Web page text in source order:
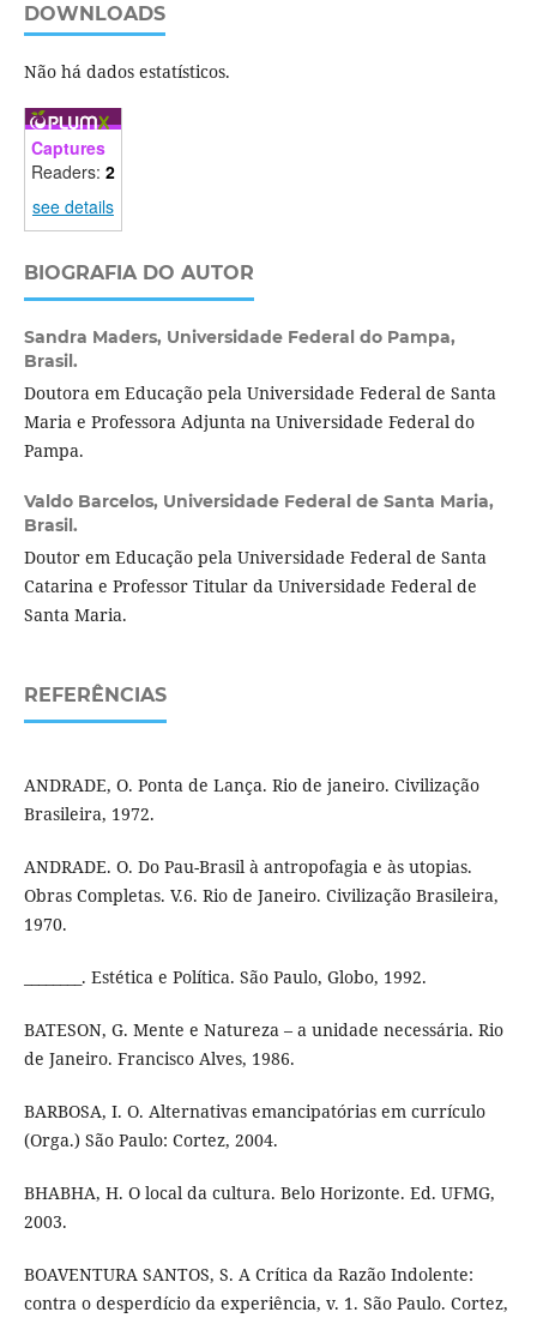
DOWNLOADS
Não há dados estatísticos.
Captures
Readers: 2
see details
BIOGRAFIA DO AUTOR
Sandra Maders, Universidade Federal do Pampa,
Brasil.
Doutora em Educação pela Universidade Federal de Santa
Maria e Professora Adjunta na Universidade Federal do
Pampa.
Valdo Barcelos, Universidade Federal de Santa Maria,
Brasil.
Doutor em Educação pela Universidade Federal de Santa
Catarina e Professor Titular da Universidade Federal de
Santa Maria.
REFERÊNCIAS
ANDRADE, O. Ponta de Lança. Rio de janeiro. Civilização
Brasileira, 1972.
ANDRADE. O. Do Pau-Brasil à antropofagia e às utopias.
Obras Completas. V.6. Rio de Janeiro. Civilização Brasileira,
1970.
________. Estética e Política. São Paulo, Globo, 1992.
BATESON, G. Mente e Natureza – a unidade necessária. Rio
de Janeiro. Francisco Alves, 1986.
BARBOSA, I. O. Alternativas emancipatórias em currículo
(Orga.) São Paulo: Cortez, 2004.
BHABHA, H. O local da cultura. Belo Horizonte. Ed. UFMG,
2003.
BOAVENTURA SANTOS, S. A Crítica da Razão Indolente:
contra o desperdício da experiência, v. 1. São Paulo. Cortez,